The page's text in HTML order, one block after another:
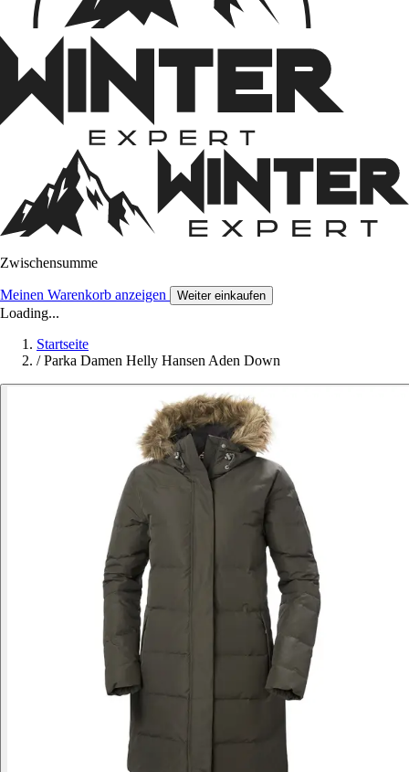
Zwischensumme
Meinen Warenkorb anzeigen Weiter einkaufen
Loading...
Startseite
/ Parka Damen Helly Hansen Aden Down